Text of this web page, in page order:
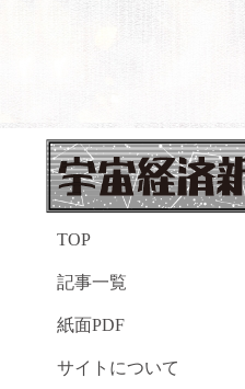
TOP
記事一覧
紙面PDF
サイトについて